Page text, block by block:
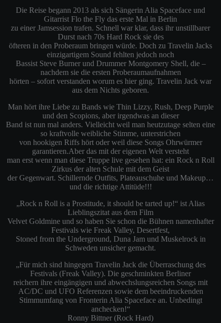
Die Reise begann 2013 als sich Sängerin Alia Spaceface und
Gitarrist Flo the Fly das erste Mal in Berlin
zu einer Jamsession trafen. Schnell war klar, dass ihr unstillbarer
Durst nach 70s Hard Rock sie des
öfteren in den Proberaum bringen würde. Doch zu Travelin Jacks
einzigartigem Sound fehlten jedoch noch
Bassist Steve Burner und Drummer Montgomery Shell, die –
nachdem sie die ersten Proberaumaufnahmen
hörten – sofort verstanden worum es hier ging. Travelin Jack war
aus dem Nichts geboren.
Man hört ihre Liebe zu Bands wie Thin Lizzy, Rush, Deep Purple
und den Scopions, aber irgendwas an dieser
Band ist nun mal anders. Vielleicht weil man heutzutage selten eine
so kraftvolle weibliche Stimme, unterstrichen
von hookigen Riffs hört oder weil diese Songs Ohrwürmer
garantieren.Aber das mit der eigenen Welt versteht
man erst wenn man diese Truppe live gesehen hat: ein Rock n Roll
Zirkus der alten Schule mit dem Geist
der Gegenwart. Schillernde Outfits, Plateauschuhe und Makeup…
und die richtige Attitüde!!!
„Rock n Roll is a Prostitude, it should be tarted up!“ ist Alias
Lieblingszitat aus dem Film
Velvet Goldmine und so haben Sie schon die Bühnen namenhafter
Festivals wie Freak Valley, Desertfest,
Stoned from the Underground, Duna Jam und Muskelrock in
Schweden unsicher gemacht.
„Für mich sind hingegen Travelin Jack die Überraschung des
Festivals (Freak Valley). Die geschminkten Berliner
reichern ihre eingängigen und abwechslungsreichen Songs mit
AC/DC und UFO Referenzen sowie dem beeindruckenden
Stimmumfang von Fronterin Alia Spaceface an. Unbedingt
anchecken!“
Ronny Bittner (Rock Hard)